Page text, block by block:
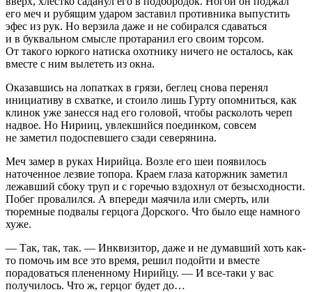
его меч и рубящим ударом заставил противника выпустить
эфес из рук. Но верзила даже и не собирался сдаваться
и в буквальном смысле протаранил его своим торсом.
От такого юркого натиска охотнику ничего не осталось, как
вместе с ним вылететь из окна.
Оказавшись на лопатках в грязи, беглец снова перенял
инициативу в схватке, и стоило лишь Гурту опомниться, как
клинок уже занесся над его головой, чтобы расколоть череп
надвое. Но Нирииц, увлекшийся поединком, совсем
не заметил подоспевшего сзади северянина.
Меч замер в руках Нирийца. Возле его шеи появилось
наточенное лезвие топора. Краем глаза каторжник заметил
лежавший сбоку труп и с горечью вздохнул от безысходности.
Побег провалился. А впереди маячила или смерть, или
тюремные подвалы герцога Дорского. Что было еще намного
хуже.
— Так, так, так. — Инквизитор, даже и не думавший хоть как-
то помочь им все это время, решил подойти и вместе
порадоваться плененному Нирийцу. — И все-таки у вас
получилось. Что ж, герцог будет до…